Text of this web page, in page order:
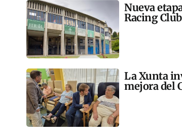
Nueva
Racing
La Xunta
mejora del